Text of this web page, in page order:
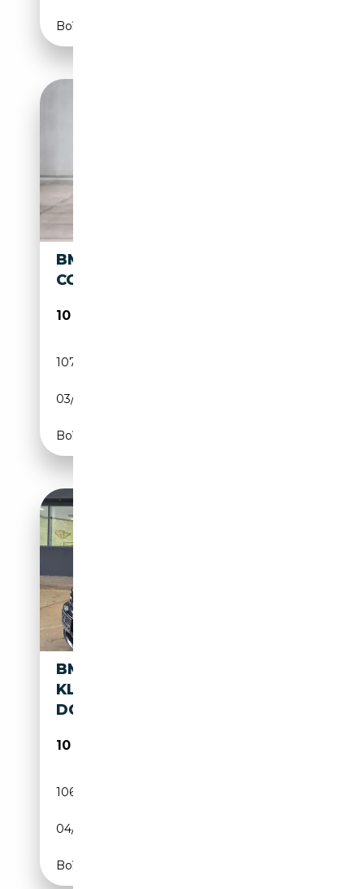
Boîte manuelle
BMW 120 (E88) 120D 177CH
CONFORT
10 900€
107 850 km
03/2010
Boîte manuelle
BMW 120 I CABRIO
KLIMA/LEDER/SITZHEIZUNG/P
DC
10 700€
106 000 km
04/2008
Boîte manuelle